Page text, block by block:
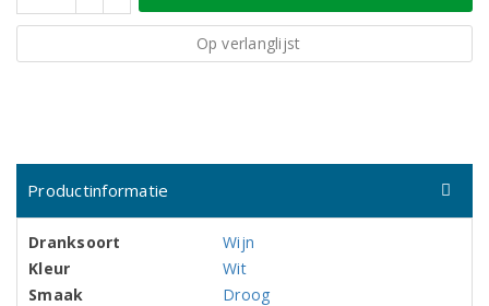
Op verlanglijst
Productinformatie
Dranksoort
Wijn
Kleur
Wit
Smaak
Droog